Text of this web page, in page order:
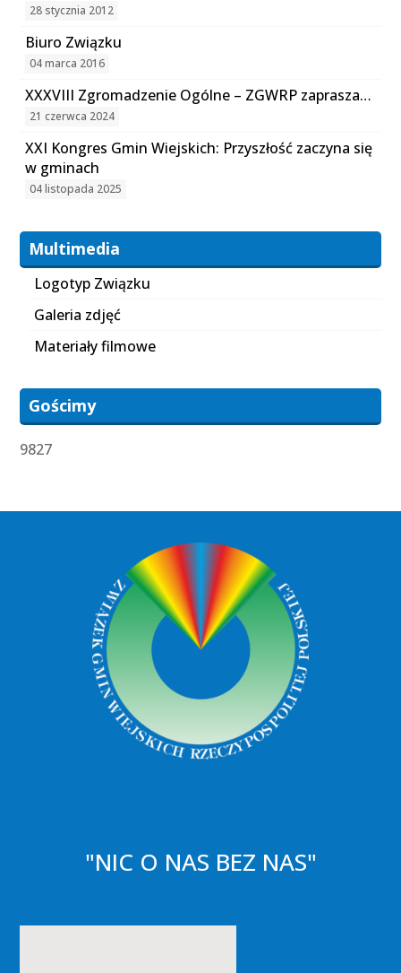
28 stycznia 2012
Biuro Związku
04 marca 2016
XXXVIII Zgromadzenie Ogólne – ZGWRP zaprasza…
21 czerwca 2024
XXI Kongres Gmin Wiejskich: Przyszłość zaczyna się
w gminach
04 listopada 2025
Multimedia
Logotyp Związku
Galeria zdjęć
Materiały filmowe
Gościmy
9827
"NIC O NAS BEZ NAS"